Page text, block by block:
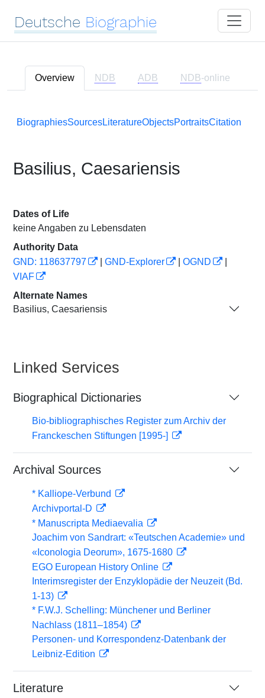
Deutsche Biographie
Overview NDB ADB NDB-online
BiographiesSourcesLiteratureObjectsPortraitsCitation
Basilius, Caesariensis
Dates of Life
keine Angaben zu Lebensdaten
Authority Data
GND: 118637797
GND-Explorer OGND
VIAF
Alternate Names
Basilius, Caesariensis
Linked Services
Biographical Dictionaries
Bio-bibliographisches Register zum Archiv der
Franckeschen Stiftungen [1995-]
Archival Sources
* Kalliope-Verbund
Archivportal-D
* Manuscripta Mediaevalia
Joachim von Sandrart: «Teutschen Academie» und
«Iconologia Deorum», 1675-1680
EGO European History Online
Interimsregister der Enzyklopädie der Neuzeit (Bd.
1-13)
* F.W.J. Schelling: Münchener und Berliner
Nachlass (1811–1854)
Personen- und Korrespondenz-Datenbank der
Leibniz-Edition
Literature